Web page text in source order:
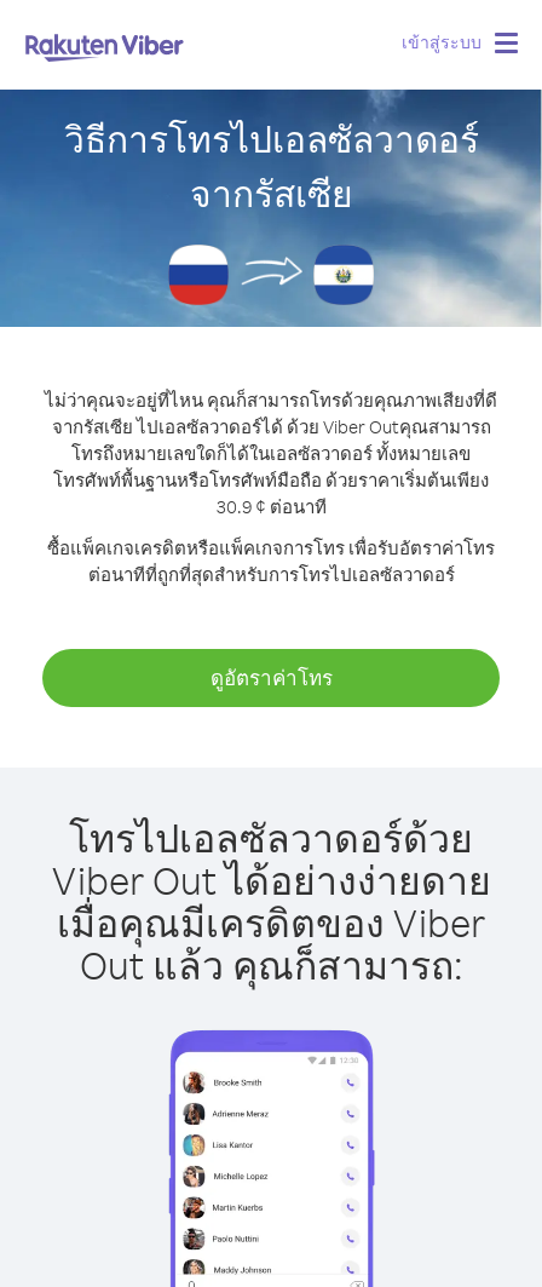
เข้าสู่ระบบ
วิธีการโทรไปเอลซัลวาดอร์
จากรัสเซีย
ไม่ว่าคุณจะอยู่ที่ไหน คุณก็สามารถโทรด้วยคุณภาพเสียงที่ดี
จากรัสเซีย ไปเอลซัลวาดอร์ได้ ด้วย Viber Outคุณสามารถ
โทรถึงหมายเลขใดก็ได้ในเอลซัลวาดอร์ ทั้งหมายเลข
โทรศัพท์พื้นฐานหรือโทรศัพท์มือถือ ด้วยราคาเริ่มต้นเพียง
30.9 ¢ ต่อนาที
ซื้อแพ็คเกจเครดิตหรือแพ็คเกจการโทร เพื่อรับอัตราค่าโทร
ต่อนาทีที่ถูกที่สุดสำหรับการโทรไปเอลซัลวาดอร์
ดูอัตราค่าโทร
โทรไปเอลซัลวาดอร์ด้วย
Viber Out ได้อย่างง่ายดาย
เมื่อคุณมีเครดิตของ Viber
Out แล้ว คุณก็สามารถ: